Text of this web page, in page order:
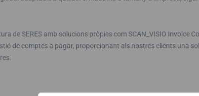
de SERES amb solucions pròpies com SCAN_VISIO Invoice
de comptes a pagar, proporcionant als nostres clients una